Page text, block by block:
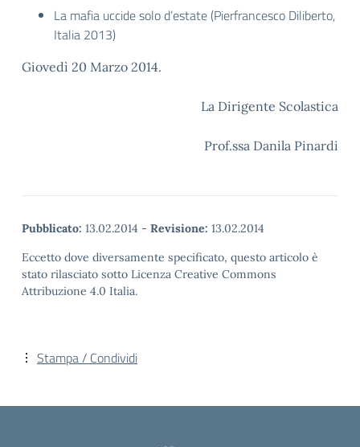
La mafia uccide solo d’estate (Pierfrancesco Diliberto,
Italia 2013)
Giovedì 20 Marzo 2014.
La Dirigente Scolastica
Prof.ssa Danila Pinardi
Pubblicato: 13.02.2014 - Revisione: 13.02.2014
Eccetto dove diversamente specificato, questo articolo è
stato rilasciato sotto Licenza Creative Commons
Attribuzione 4.0 Italia.
Stampa / Condividi